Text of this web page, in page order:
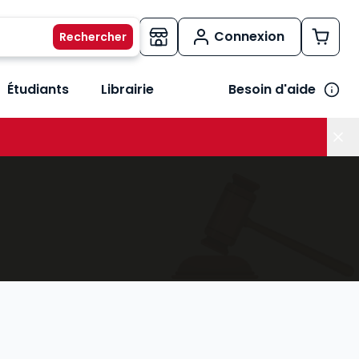
Connexion
métiers
le sous-menu Vos besoins
Étudiants Librairie Besoin d'aide